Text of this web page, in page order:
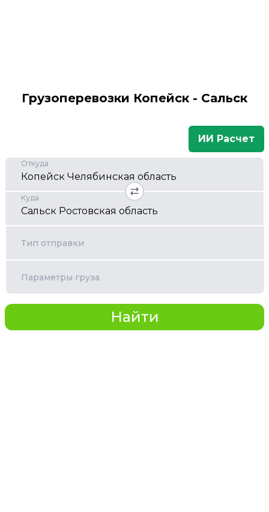
Грузоперевозки Копейск - Сальск
ИИ Расчет
Откуда
Куда
Тип отправки
Параметры груза
Найти